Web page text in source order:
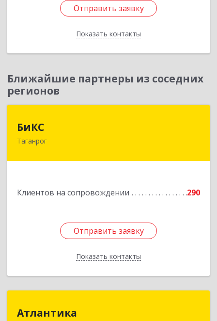
Отправить заявку
Показать контакты
Отправить заявку
Назад
Ближайшие партнеры из соседних
регионов
БиКС
Таганрог
Клиентов на сопровождении 290
Отправить заявку
Показать контакты
347900, Ростовская обл, Таганрог г, Фрунзе ул,
Отправить заявку
Назад
Атлантика